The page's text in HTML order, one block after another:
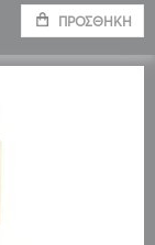
ΠΡΟΣΘΉΚΗ